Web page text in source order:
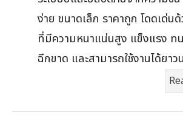
ง่าย ขนาดเล็ก ราคาถูก โดดเด่น
ที่มีความหนาแน่นสูง แข็งแรง ท
ฉีกขาด และสามารถใช้งานได้ยาว